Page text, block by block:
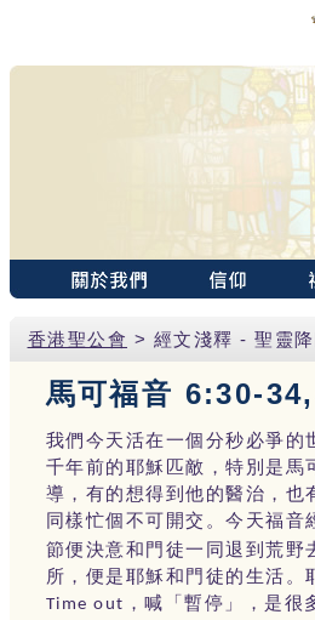
香港聖公會 > 經文淺釋 - 聖靈
馬可福音 6:30-
我們今天活在一個分秒必爭
千年前的耶穌匹敵，特別是
導，有的想得到他的醫治，
同樣忙個不可開交。今天福
節便決意和門徒一同退到荒
所，便是耶穌和門徒的生活
Time out ，喊「暫停」，是